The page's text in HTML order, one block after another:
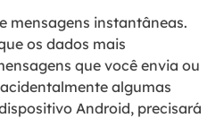
mensagens instantâneas.
os dados mais
que você envia ou
algumas
Android, precisará